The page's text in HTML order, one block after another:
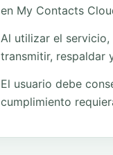
en My Contacts
Al utilizar el
transmitir, respaldar
El usuario debe
cumplimiento